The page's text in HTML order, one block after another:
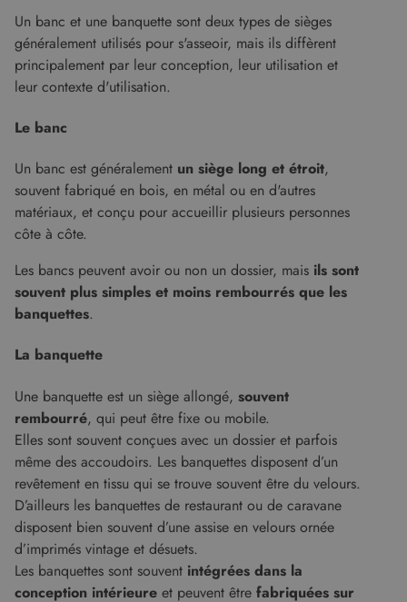
Un banc et une banquette sont deux types de sièges
généralement utilisés pour s'asseoir, mais ils diffèrent
principalement par leur conception, leur utilisation et
leur contexte d'utilisation.
Le banc
Un banc est généralement un siège long et étroit,
souvent fabriqué en bois, en métal ou en d'autres
matériaux, et conçu pour accueillir plusieurs personnes
côte à côte.
Les bancs peuvent avoir ou non un dossier, mais ils sont
souvent plus simples et moins rembourrés que les
banquettes.
La banquette
Une banquette est un siège allongé, souvent
rembourré, qui peut être fixe ou mobile.
Elles sont souvent conçues avec un dossier et parfois
même des accoudoirs. Les banquettes disposent d’un
revêtement en tissu qui se trouve souvent être du velours.
D’ailleurs les banquettes de restaurant ou de caravane
disposent bien souvent d’une assise en velours ornée
d’imprimés vintage et désuets.
Les banquettes sont souvent intégrées dans la
conception intérieure et peuvent être fabriquées sur